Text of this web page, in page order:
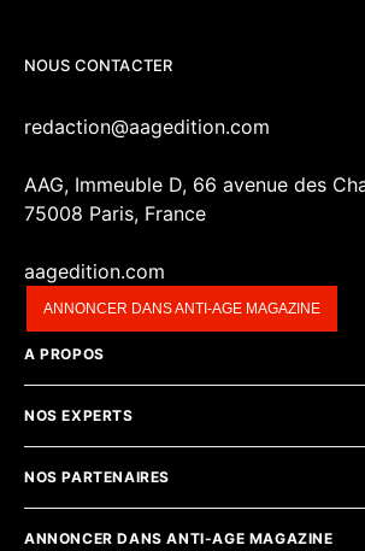
NOUS CONTACTER
redaction@aagedition.com
AAG, Immeuble D, 66 avenue des
75008 Paris, France
aagedition.com
ANNONCER DANS ANTI-AGE MAGAZINE
A PROPOS
NOS EXPERTS
NOS PARTENAIRES
ANNONCER DANS ANTI-AGE MAGAZINE